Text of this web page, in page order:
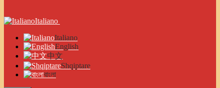
Italiano
Italiano
English
中文
Shqiptare
বাংলা